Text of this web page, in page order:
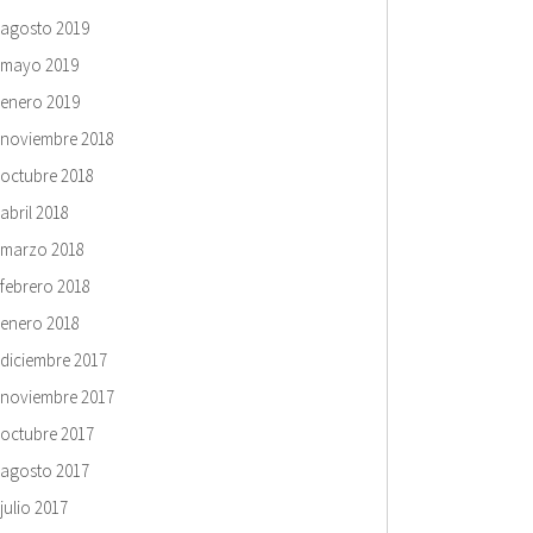
agosto 2019
mayo 2019
enero 2019
noviembre 2018
octubre 2018
abril 2018
marzo 2018
febrero 2018
enero 2018
diciembre 2017
noviembre 2017
octubre 2017
agosto 2017
julio 2017